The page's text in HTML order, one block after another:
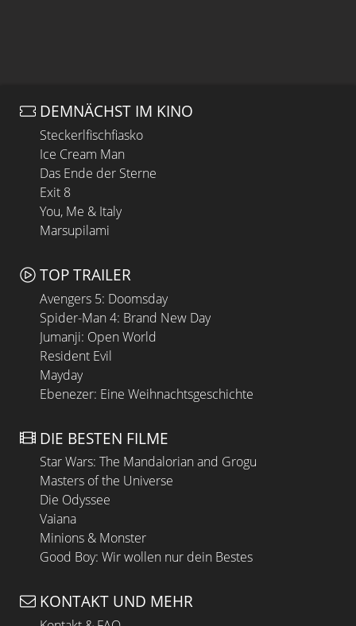
DEMNÄCHST IM KINO
Steckerlfischfiasko
Ice Cream Man
Das Ende der Sterne
Exit 8
You, Me & Italy
Marsupilami
TOP TRAILER
Avengers 5: Doomsday
Spider-Man 4: Brand New Day
Jumanji: Open World
Resident Evil
Mayday
Ebenezer: Eine Weihnachtsgeschichte
DIE BESTEN FILME
Star Wars: The Mandalorian and Grogu
Masters of the Universe
Die Odyssee
Vaiana
Minions & Monster
Good Boy: Wir wollen nur dein Bestes
KONTAKT UND MEHR